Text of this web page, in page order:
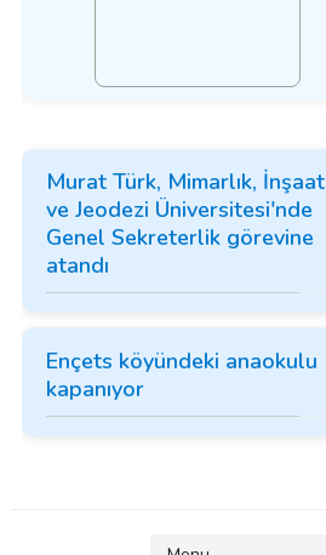
Murat Türk, Mimarlık, İnşaat
ve Jeodezi Üniversitesi'nde
Genel Sekreterlik görevine
atandı
Ençets köyündeki anaokulu
kapanıyor